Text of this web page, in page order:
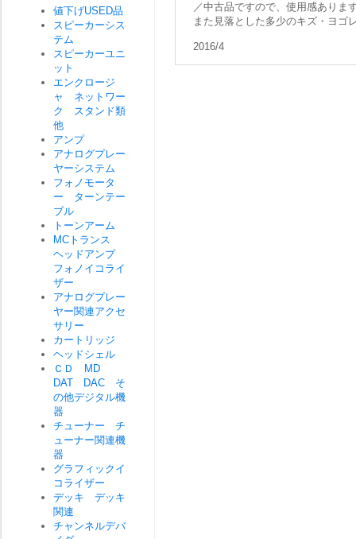
／中古品ですので、使用感ありま
また見落とした多少のキズ・ヨゴ
2016/4
値下げUSED品
スピーカーシス
テム
スピーカーユニ
ット
エンクロージ
ャ ネットワー
ク スタンド類
他
アンプ
アナログプレー
ヤーシステム
フォノモータ
ー ターンテー
ブル
トーンアーム
MCトランス
ヘッドアンプ
フォノイコライ
ザー
アナログプレー
ヤー関連アクセ
サリー
カートリッジ
ヘッドシェル
ＣＤ MD
DAT DAC そ
の他デジタル機
器
チューナー チ
ューナー関連機
器
グラフィックイ
コライザー
デッキ デッキ
関連
チャンネルデバ